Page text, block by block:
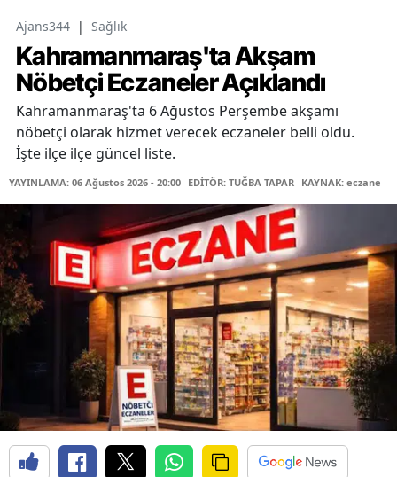
Ajans344 | Sağlık
Kahramanmaraş'ta Akşam
Nöbetçi Eczaneler Açıklandı
Kahramanmaraş'ta 6 Ağustos Perşembe akşamı
nöbetçi olarak hizmet verecek eczaneler belli oldu.
İşte ilçe ilçe güncel liste.
YAYINLAMA: 06 Ağustos 2026 - 20:00 EDİTÖR: TUĞBA TAPAR KAYNAK: eczane